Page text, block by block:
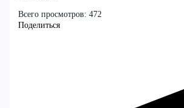
Всего просмотров: 472
Поделиться